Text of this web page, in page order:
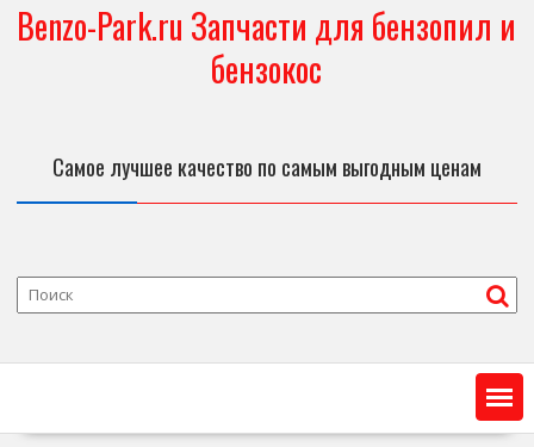
Benzo-Park.ru Запчасти для бензопил и
бензокос
Самое лучшее качество по самым выгодным ценам